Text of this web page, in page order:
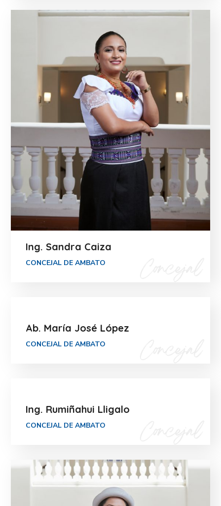
Ing. Sandra Caiza
CONCEJAL DE AMBATO
Ab. María José López
CONCEJAL DE AMBATO
Ing. Rumiñahui Lligalo
CONCEJAL DE AMBATO